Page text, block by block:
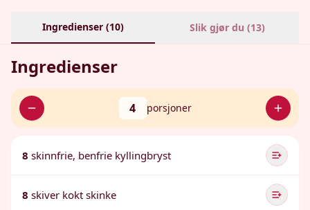
Ingredienser (10) Slik gjør du (13)
Ingredienser
4 porsjoner
8 skinnfrie, benfrie kyllingbryst
8 skiver kokt skinke